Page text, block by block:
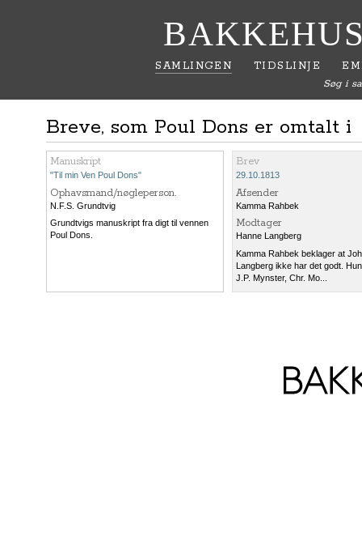
SAMLINGEN TIDSLINJE
Søg i
Breve, som Poul Dons er omtalt i
Manuskript
"Til min Ven Poul Dons"
Ophavsmand/nøgleperson.
N.F.S. Grundtvig
Grundtvigs manuskript fra digt til vennen
Poul Dons.
Brev
29.10.1813
Afsender
Kamma Rahbek
Modtager
Hanne Langberg
Kamma Rahbek beklager at
Langberg ikke har det godt.
J.P. Mynster, Chr. Mo...